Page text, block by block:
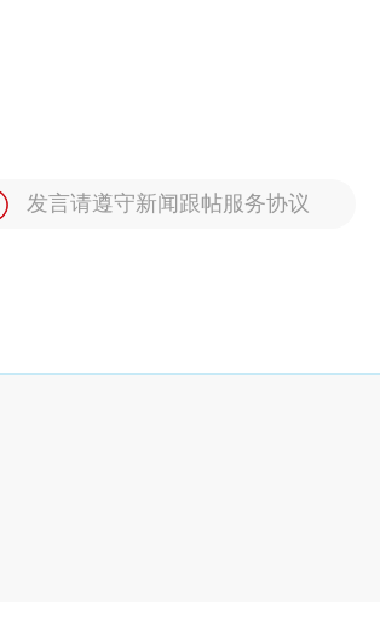
发言请遵守新闻跟帖服务协议